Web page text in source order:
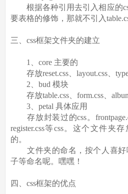
根据各种引用去引入相应的
要表格的修饰，那就不引入
三、css框架文件夹的建立
1、core 主要的
存放reset.css、layout.css、
2、bud 模块
存放table.css、form.css、
3、petal 具体应用
存放封装过的css。
register.css等css。这个文件夹
的。
文件夹的命名，按个人喜好
子等命名呢。嘿嘿！
四、css框架的优点